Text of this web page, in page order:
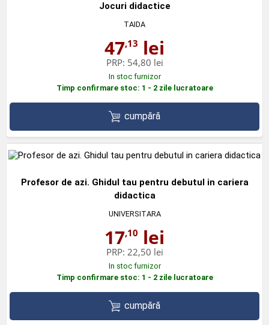
Jocuri didactice
TAIDA
47,13 lei
PRP: 54,80 lei
In stoc furnizor
Timp confirmare stoc: 1 - 2 zile lucratoare
cumpără
Profesor de azi. Ghidul tau pentru debutul in cariera
didactica
UNIVERSITARA
17,10 lei
PRP: 22,50 lei
In stoc furnizor
Timp confirmare stoc: 1 - 2 zile lucratoare
cumpără